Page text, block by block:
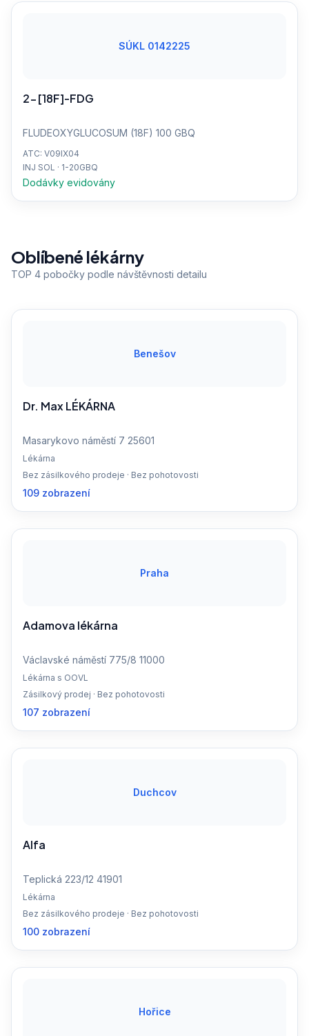
SÚKL 0142225
2-[18F]-FDG
FLUDEOXYGLUCOSUM (18F) 100 GBQ
ATC: V09IX04
INJ SOL · 1-20GBQ
Dodávky evidovány
Oblíbené lékárny
TOP 4 pobočky podle návštěvnosti detailu
Benešov
Dr. Max LÉKÁRNA
Masarykovo náměstí 7 25601
Lékárna
Bez zásilkového prodeje · Bez pohotovosti
109 zobrazení
Praha
Adamova lékárna
Václavské náměstí 775/8 11000
Lékárna s OOVL
Zásilkový prodej · Bez pohotovosti
107 zobrazení
Duchcov
Alfa
Teplická 223/12 41901
Lékárna
Bez zásilkového prodeje · Bez pohotovosti
100 zobrazení
Hořice